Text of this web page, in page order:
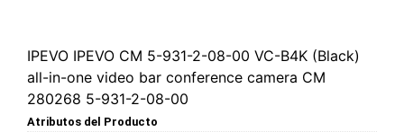
IPEVO IPEVO CM 5-931-2-08-00 VC-B4K (Black)
all-in-one video bar conference camera CM
280268 5-931-2-08-00
Atributos del Producto